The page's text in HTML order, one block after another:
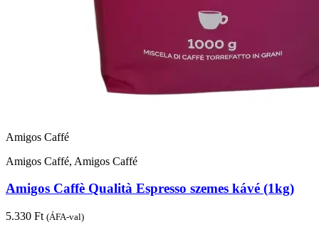
Amigos Caffé
Amigos Caffé, Amigos Caffé
Amigos Caffè Qualità Espresso szemes kávé (1kg)
5.330 Ft (ÁFA-val)